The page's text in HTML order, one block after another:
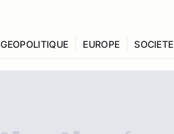
GEOPOLITIQUE EUROPE SOCIETE